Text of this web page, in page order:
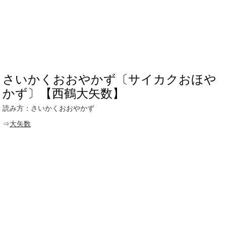
さいかくおおやかず〔サイカクおほや
かず〕【西鶴大矢数】
読み方：さいかくおおやかず
⇒大矢数